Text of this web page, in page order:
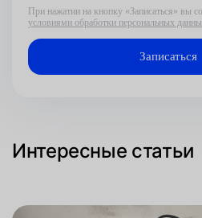
При нажатии на кнопку «Записаться» вы
условиями обработки персональных
Интересные статьи